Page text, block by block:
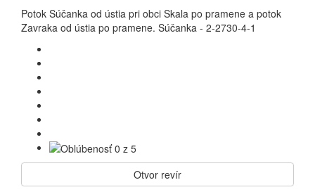
Potok Súčanka od ústia pri obci Skala po pramene a potok
Zavraka od ústia po pramene. Súčanka - 2-2730-4-1
Otvor revír